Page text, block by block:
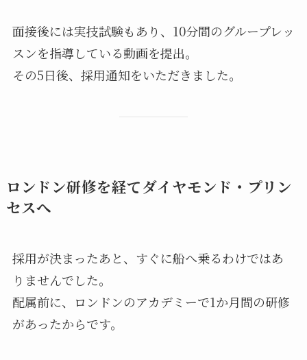
面接後には実技試験もあり、10分間のグループレッ
スンを指導している動画を提出。
その5日後、採用通知をいただきました。
ロンドン研修を経てダイヤモンド・プリン
セスへ
採用が決まったあと、すぐに船へ乗るわけではあ
りませんでした。
配属前に、ロンドンのアカデミーで1か月間の研修
があったからです。